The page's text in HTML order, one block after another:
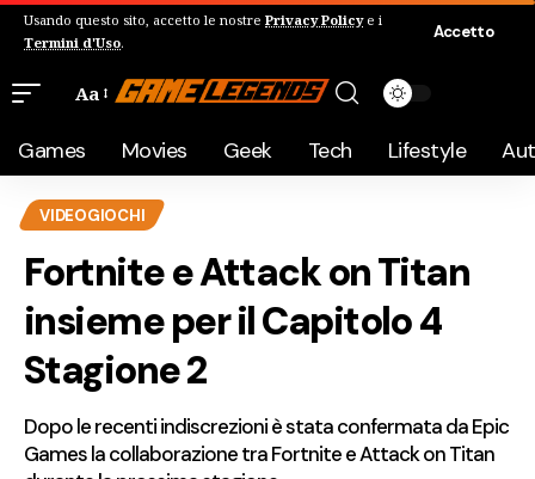
Usando questo sito, accetto le nostre Privacy Policye i
Termini d'Uso.
Accetto
Aa
Games Movies Geek Tech Lifestyle
VIDEOGIOCHI
Fortnite e Attack on Titan
insieme per il Capitolo 4
Stagione 2
Dopo le recenti indiscrezioni è stata confermata da Epic
Games la collaborazione tra Fortnite e Attack on Titan